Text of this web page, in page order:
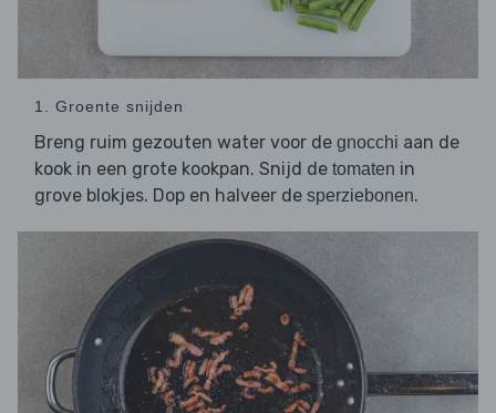
1. Groente snijden
Breng ruim gezouten water voor de gnocchi aan de
kook in een grote kookpan. Snijd de tomaten in
grove blokjes. Dop en halveer de sperziebonen.